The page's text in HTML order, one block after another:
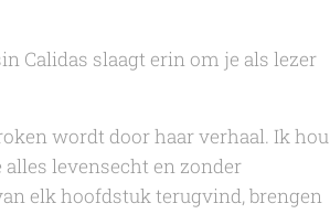
Calidas slaagt erin om je als lezer
wordt door haar verhaal. Ik hou
levensecht en zonder
elk hoofdstuk terugvind, brengen